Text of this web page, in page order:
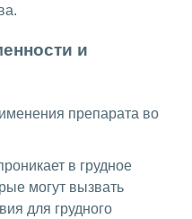
и
препарата во
в грудное
могут вызвать
для грудного